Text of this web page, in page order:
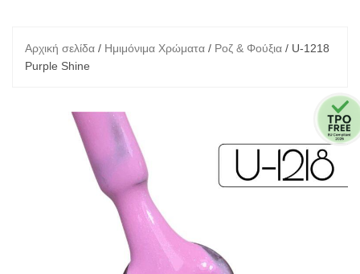
Αρχική σελίδα / Ημιμόνιμα Χρώματα / Ροζ & Φούξια / U-1218
Purple Shine